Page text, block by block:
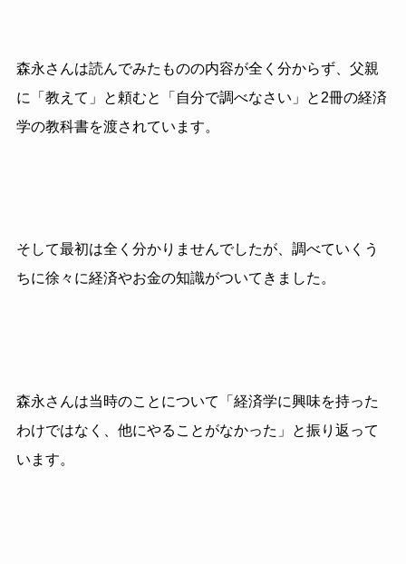
森永さんは読んでみたものの内容が全く分からず、父親
に「教えて」と頼むと「自分で調べなさい」と2冊の経済
学の教科書を渡されています。
そして最初は全く分かりませんでしたが、調べていくう
ちに徐々に経済やお金の知識がついてきました。
森永さんは当時のことについて「経済学に興味を持った
わけではなく、他にやることがなかった」と振り返って
います。